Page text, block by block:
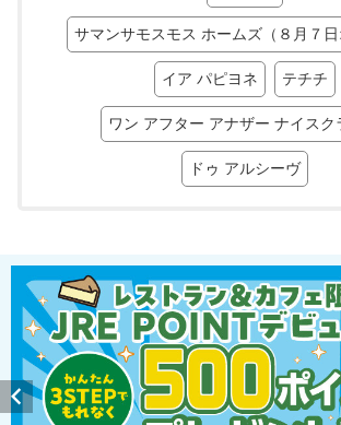
サマンサモスモス ホームズ（８月７日
イア パピヨネ テチチ
ワン アフター アナザー ナイスク
ドゥ アルシーヴ